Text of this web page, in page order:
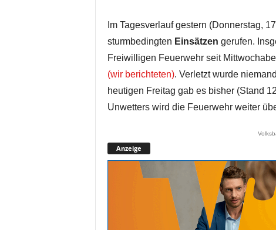
Im Tagesverlauf gestern (Donnerstag,
sturmbedingten Einsätzen gerufen.
Freiwilligen Feuerwehr seit
(wir berichteten). Verletzt wurde
heutigen Freitag gab es bisher (Stand
Unwetters wird die Feuerwehr weiter
Anzeige